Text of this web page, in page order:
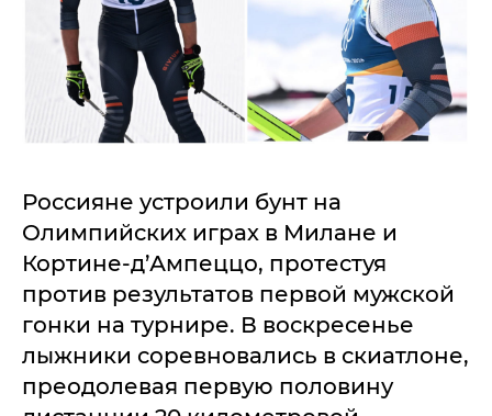
Россияне устроили бунт на
Олимпийских играх в Милане и
Кортине-д’Ампеццо, протестуя
против результатов первой мужской
гонки на турнире. В воскресенье
лыжники соревновались в скиатлоне,
преодолевая первую половину